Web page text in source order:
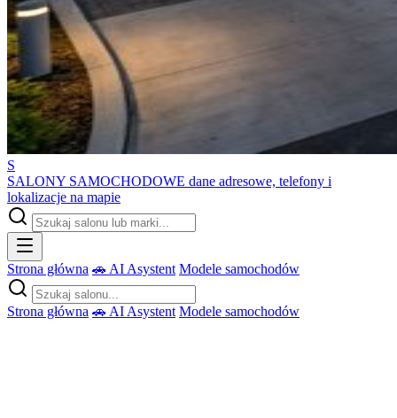
S
SALONY SAMOCHODOWE dane adresowe, telefony i
lokalizacje na mapie
Strona główna 🚗 AI Asystent Modele samochodów
Strona główna 🚗 AI Asystent Modele samochodów